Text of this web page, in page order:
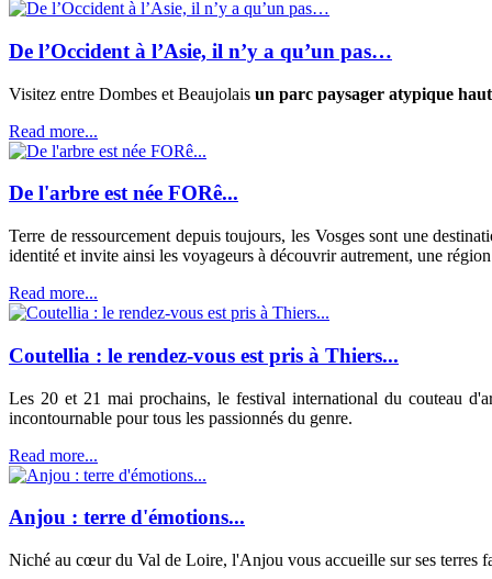
De l’Occident à l’Asie, il n’y a qu’un pas…
Visitez entre Dombes et Beaujolais un parc paysager atypique
Read more...
De l'arbre est née FORê...
Terre de ressourcement depuis toujours, les Vosges sont une
identité et invite ainsi les voyageurs à découvrir autrement, une
Read more...
Coutellia : le rendez-vous est pris à Thiers...
Les 20 et 21 mai prochains, le festival international du couteau
incontournable pour tous les passionnés du genre.
Read more...
Anjou : terre d'émotions...
Niché au cœur du Val de Loire, l'Anjou vous accueille sur ses terres